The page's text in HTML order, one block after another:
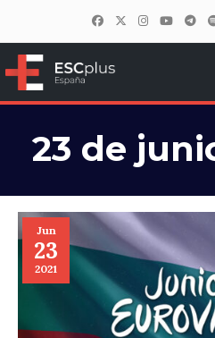
ESCplus España
23 de
Jun
23
2021